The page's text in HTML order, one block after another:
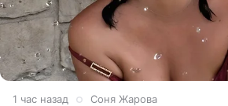
1 час назад Соня Жарова